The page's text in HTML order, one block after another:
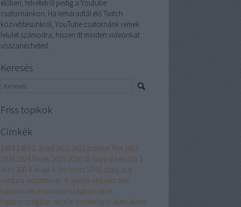
élőben, felvételről pedig a Youtube
csatornánkon. Ha lemaradtál élő Twitch
közvetítésünkről, YouTube csatornánk remek
felület számodra, hiszen itt minden videónkat
visszanézheted.
Keresés
Friss topikok
Címkék
1984 1989 2. évad 2022 2022 premier film 2023
2024 2024 filmek 2025 2026 28 nappal később 2
éves300 4. évad 4. felvonás 50 65 abby ace
ventura adamdriver ai ajánló aktuális alec
baldwin alice csodaországban alice
határországban alice in borderland alien aliens